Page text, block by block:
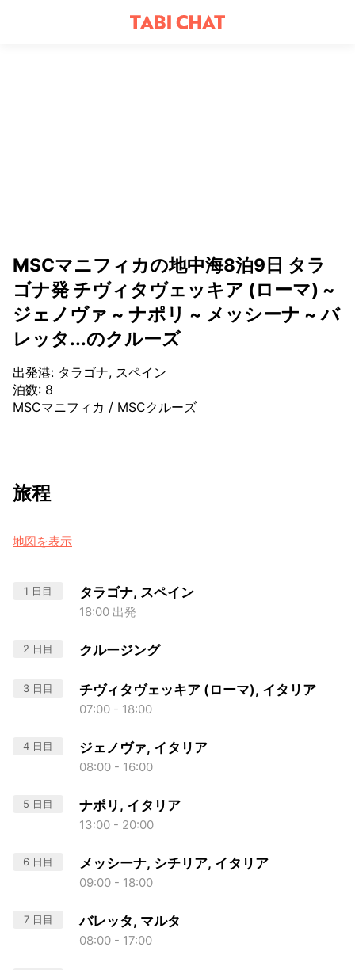
MSCマニフィカの地中海8泊9日 タラ
ゴナ発 チヴィタヴェッキア (ローマ) ~
ジェノヴァ ~ ナポリ ~ メッシーナ ~ バ
レッタ...のクルーズ
出発港: タラゴナ, スペイン
泊数: 8
MSCマニフィカ / MSCクルーズ
旅程
地図を表示
1 日目 タラゴナ, スペイン
18:00 出発
2 日目 クルージング
3 日目 チヴィタヴェッキア (ローマ), イタリア
07:00 - 18:00
4 日目 ジェノヴァ, イタリア
08:00 - 16:00
5 日目 ナポリ, イタリア
13:00 - 20:00
6 日目 メッシーナ, シチリア, イタリア
09:00 - 18:00
7 日目 バレッタ, マルタ
08:00 - 17:00